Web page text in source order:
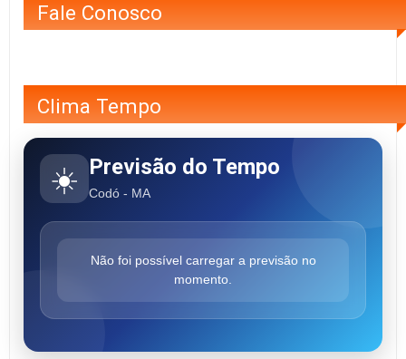
Fale Conosco
Clima Tempo
☀️ Previsão do Tempo
Codó - MA
Não foi possível carregar a previsão no
momento.